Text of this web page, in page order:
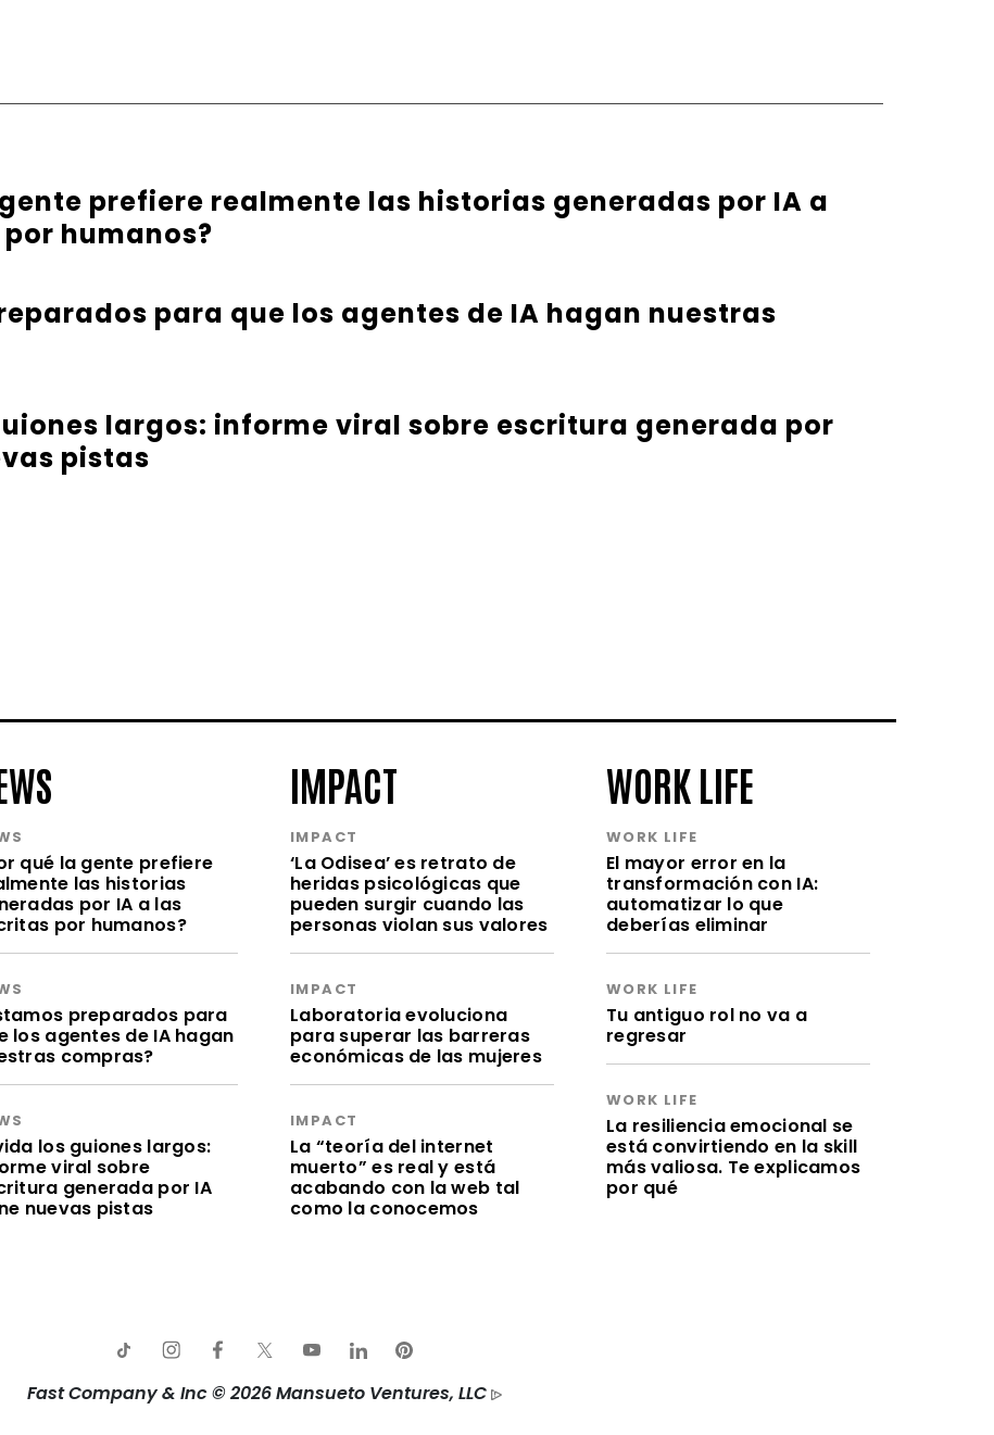
prefiere realmente las historias generadas por IA a
humanos?
para que los agentes de IA hagan nuestras
largos: informe viral sobre escritura generada por
pistas
qué la gente prefiere
las historias
por IA a las
por humanos?
preparados para
los agentes de IA hagan
compras?
los guiones largos:
viral sobre
generada por IA
nuevas pistas
IMPACT
IMPACT
‘La Odisea’ es retrato de
heridas psicológicas que
pueden surgir cuando las
personas violan sus valores
IMPACT
Laboratoria evoluciona
para superar las barreras
económicas de las mujeres
IMPACT
La “teoría del internet
muerto” es real y está
acabando con la web tal
como la conocemos
WORK LIFE
WORK LIFE
El mayor error en la
transformación con IA:
automatizar lo que
deberías eliminar
WORK LIFE
Tu antiguo rol no va a
regresar
WORK LIFE
La resiliencia emocional se
está convirtiendo en la skill
más valiosa. Te explicamos
por qué
Fast Company & Inc © 2026 Mansueto Ventures, LLC